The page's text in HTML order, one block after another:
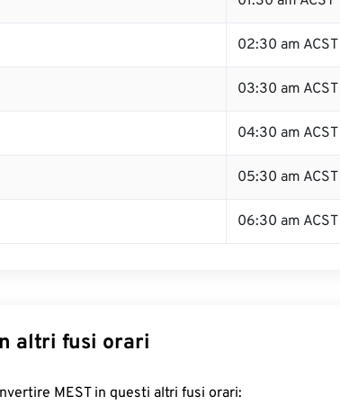
02:30 am ACST
03:30 am ACST
04:30 am ACST
05:30 am ACST
06:30 am ACST
altri fusi orari
MEST in questi altri fusi orari: